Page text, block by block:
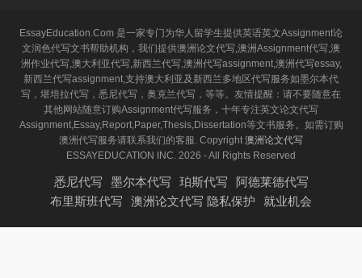
EssayEducation.Com 是一家专门为华人留学生提供英语英文Assignment论
文润色代写文书帮助机构，我们提供澳洲论文代写,澳洲Assignment代写,澳
洲作业代写,澳大利亚代写,新西兰代写,澳洲代写assignment,澳洲代写essay,
新西兰代写assignment,支持澳大利亚及新西兰多地区代写服务如墨尔本代
写，堪培拉代写，悉尼代写，奥克兰代写，等等。友情提醒：请不要随意在
其他网站随意订购Assignment代写服务，十年专注英文论文代写
Assignment,Essay,Report,Paper,Thesis,Dissertation等文书服务。如需订购
澳洲代写服务请联系我们的客服. Copyright 澳洲论文代写
ESSAYEDUCATION INC. 2026 - All Rights Reserved
悉尼代写 墨尔本代写 珀斯代写
阿德莱德代写
布里斯班代写
澳洲论文代写 隐私保护 就业机会